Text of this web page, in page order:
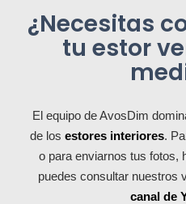
¿Necesitas
tu estor
El equipo de AvosDim
de los estores interiores.
o para enviarnos tus fotos,
puedes consultar nuestros
canal de